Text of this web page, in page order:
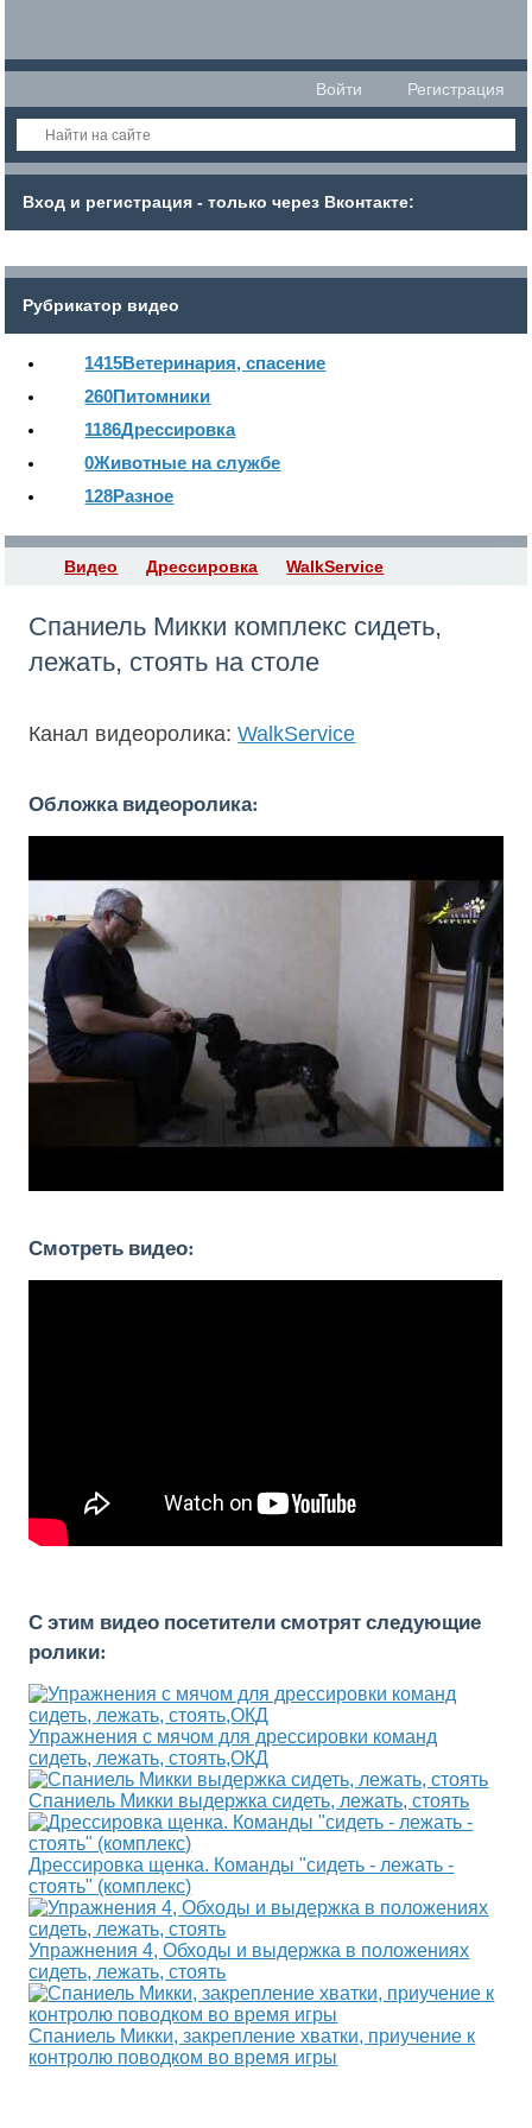
Войти Регистрация
Вход и регистрация - только через Вконтакте:
Рубрикатор видео
1415Ветеринария, спасение
260Питомники
1186Дрессировка
0Животные на службе
128Разное
Видео Дрессировка WalkService
Спаниель Микки комплекс сидеть,
лежать, стоять на столе
Канал видеоролика:WalkService
Обложка видеоролика:
Смотреть видео:
С этим видео посетители смотрят следующие
ролики:
Упражнения с мячом для дрессировки команд
сидеть, лежать, стоять,ОКД
Спаниель Микки выдержка сидеть, лежать, стоять
Дрессировка щенка. Команды "сидеть - лежать -
стоять" (комплекс)
Упражнения 4, Обходы и выдержка в положениях
сидеть, лежать, стоять
Спаниель Микки, закрепление хватки, приучение к
контролю поводком во время игры